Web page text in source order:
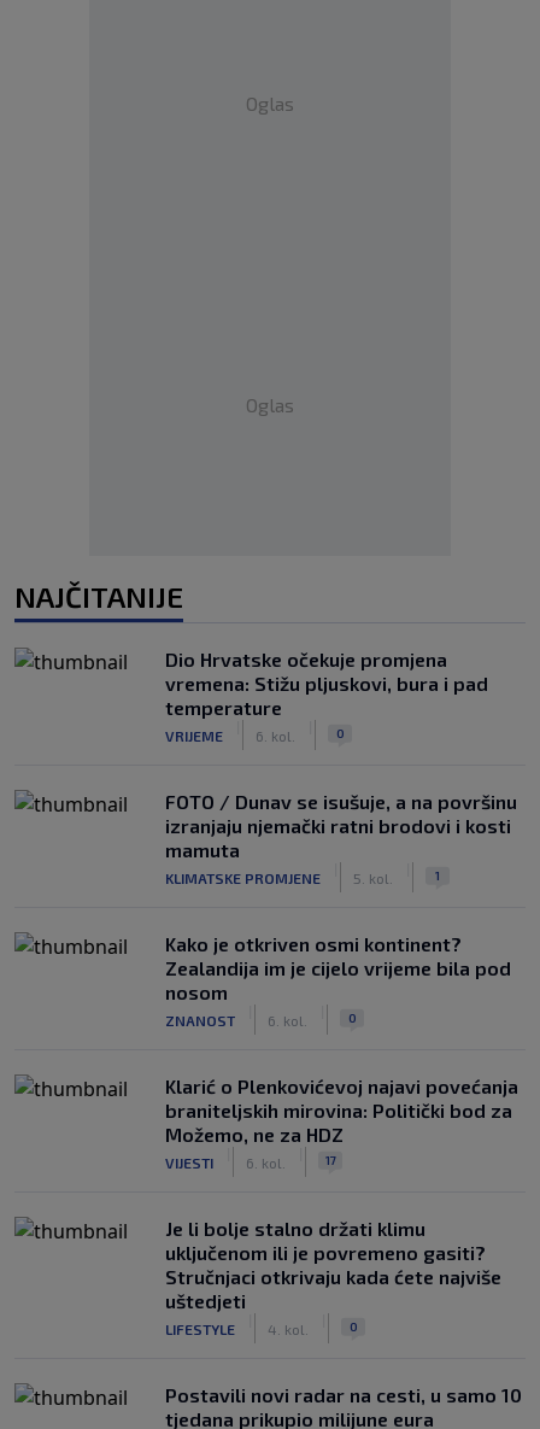
Oglas
Oglas
NAJČITANIJE
Dio Hrvatske očekuje promjena
vremena: Stižu pljuskovi, bura i pad
temperature
VRIJEME 6. kol. 0
FOTO / Dunav se isušuje, a na površinu
izranjaju njemački ratni brodovi i kosti
mamuta
KLIMATSKE PROMJENE 5. kol. 1
Kako je otkriven osmi kontinent?
Zealandija im je cijelo vrijeme bila pod
nosom
ZNANOST 6. kol. 0
Klarić o Plenkovićevoj najavi povećanja
braniteljskih mirovina: Politički bod za
Možemo, ne za HDZ
VIJESTI 6. kol. 17
Je li bolje stalno držati klimu
uključenom ili je povremeno gasiti?
Stručnjaci otkrivaju kada ćete najviše
uštedjeti
LIFESTYLE 4. kol. 0
Postavili novi radar na cesti, u samo 10
tjedana prikupio milijune eura